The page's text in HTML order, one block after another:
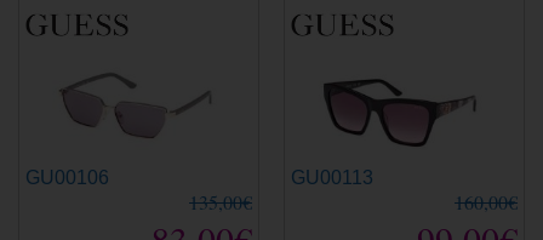
GU00106
135,00€
GU00113
160,00€